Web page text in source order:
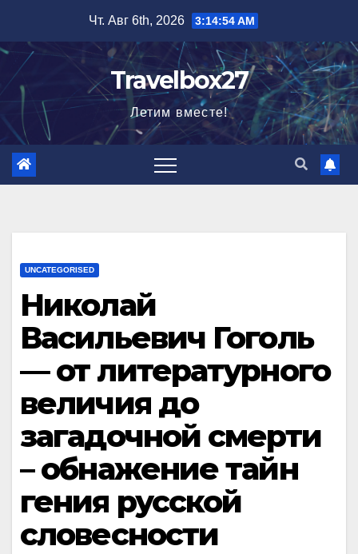
содержимому
Чт. Авг 6th, 2026 3:14:55 AM
Travelbox27
Летим вместе!
UNCATEGORISED
Николай
Васильевич Гоголь
— от литературного
величия до
загадочной смерти
– обнажение тайн
гения русской
словесности